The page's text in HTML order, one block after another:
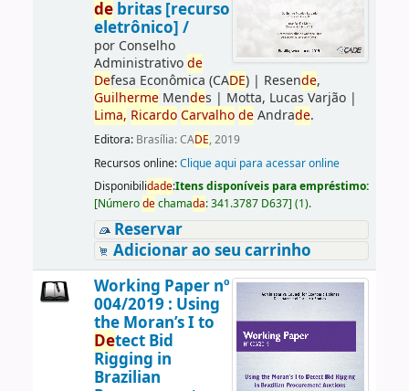
debritas [recurso
eletrônico] /
por Conselho
Administrativode
Defesa Econômica (CADE)| Resende,
GuilhermeMendes | Motta, Lucas Varjão|
Lima, Ricardo Carvalho deAndrade.
Editora: Brasília: CADE, 2019
Recursos online:Clique aqui para acessar online
Disponibilidade:Itens disponíveis para empréstimo:
[Númerodechamada:341.3787 D637] (1).
Reservar
Adicionar ao seu carrinho
Working Paper nº
004/2019 : Using
the Moran’s I to
Detect Bid
Rigging in
Brazilian